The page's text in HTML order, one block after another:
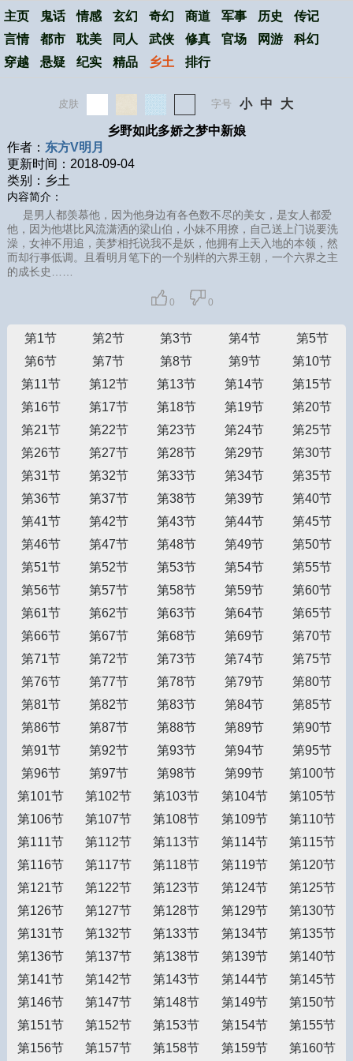
主页 鬼话 情感 玄幻 奇幻 商道 军事 历史
传记
言情
都市 耽美 同人 武侠 修真 官场 网游
科幻
穿越
悬疑 纪实 精品 乡土 排行
皮肤 字号 小 中
大
乡野如此多娇之梦中新娘
作者： 东方V明月
更新时间：2018-09-04
类别：乡土
内容简介：
是男人都羡慕他，因为他身边有各色数不尽的美女，是女人都爱
他，因为他堪比风流潇洒的梁山伯，小妹不用撩，自己送上门说要洗
澡，女神不用追，美梦相托说我不是妖，他拥有上天入地的本领，然
而却行事低调。且看明月笔下的一个别样的六界王朝，一个六界之主
的成长史……
0 0
第1节 第2节 第3节 第4节
第5节
第6节
第7节 第8节 第9节
第10节
第11节
第12节 第13节 第14节
第15节
第16节
第17节 第18节 第19节
第20节
第21节
第22节 第23节 第24节
第25节
第26节
第27节 第28节 第29节
第30节
第31节
第32节 第33节 第34节
第35节
第36节
第37节 第38节 第39节
第40节
第41节
第42节 第43节 第44节
第45节
第46节
第47节 第48节 第49节
第50节
第51节
第52节 第53节 第54节
第55节
第56节
第57节 第58节 第59节
第60节
第61节
第62节 第63节 第64节
第65节
第66节
第67节 第68节 第69节
第70节
第71节
第72节 第73节 第74节
第75节
第76节
第77节 第78节 第79节
第80节
第81节
第82节 第83节 第84节
第85节
第86节
第87节 第88节 第89节
第90节
第91节
第92节 第93节 第94节
第95节
第96节
第97节 第98节 第99节
第100节
第101节
第102节 第103节 第104节
第105节
第106节
第107节 第108节 第109节
第110节
第111节
第112节 第113节 第114节
第115节
第116节
第117节 第118节 第119节
第120节
第121节
第122节 第123节 第124节
第125节
第126节
第127节 第128节 第129节
第130节
第131节
第132节 第133节 第134节
第135节
第136节
第137节 第138节 第139节
第140节
第141节
第142节 第143节 第144节
第145节
第146节
第147节 第148节 第149节
第150节
第151节
第152节 第153节 第154节
第155节
第156节
第157节 第158节 第159节 第160节